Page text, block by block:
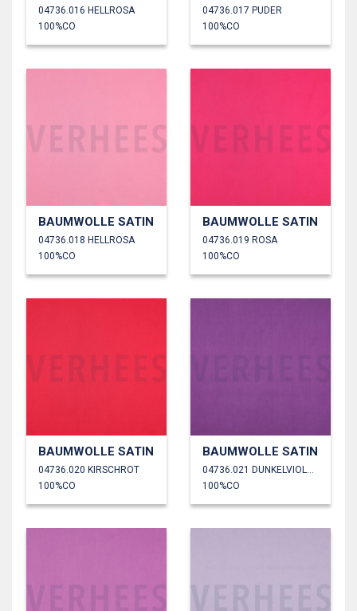
04736.016 HELLROSA
100%CO
04736.017 PUDER
100%CO
BAUMWOLLE SATIN
04736.018 HELLROSA
100%CO
BAUMWOLLE SATIN
04736.019 ROSA
100%CO
BAUMWOLLE SATIN
04736.020 KIRSCHROT
100%CO
BAUMWOLLE SATIN
100%CO